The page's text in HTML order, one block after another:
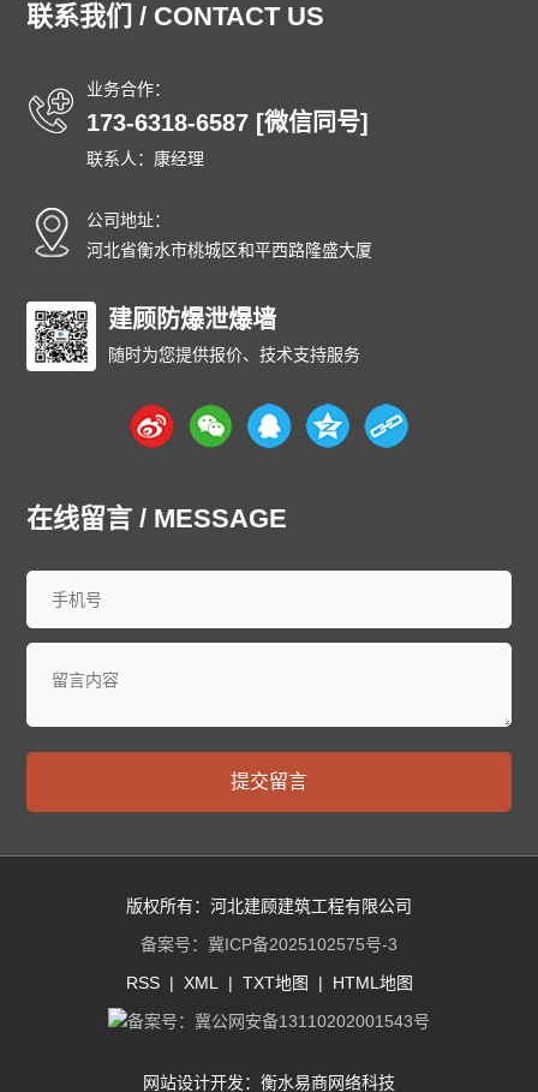
联系我们 / CONTACT US
业务合作：
173-6318-6587 [微信同号]
联系人：康经理
公司地址：
河北省衡水市桃城区和平西路隆盛大厦
建顾防爆泄爆墙
随时为您提供报价、技术支持服务
在线留言 / MESSAGE
提交留言
版权所有：河北建顾建筑工程有限公司
备案号： 冀ICP备2025102575号-3
RSS| XML| TXT地图 | HTML地图
备案号： 冀公网安备13110202001543号
网站设计开发： 衡水易商网络科技